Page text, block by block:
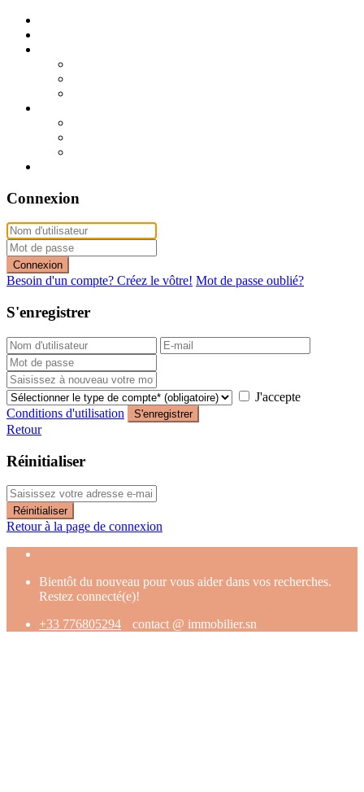
Connexion
Connexion
Besoin d'un compte? Créez le vôtre! Mot de passe oublié?
S'enregistrer
J'accepte
Conditions d'utilisation
S'enregistrer
Retour
Réinitialiser
Réinitialiser
Retour à la page de connexion
Bientôt du nouveau pour vous aider dans vos recherches.
Restez connecté(e)!
+33 776805294
contact @ immobilier.sn